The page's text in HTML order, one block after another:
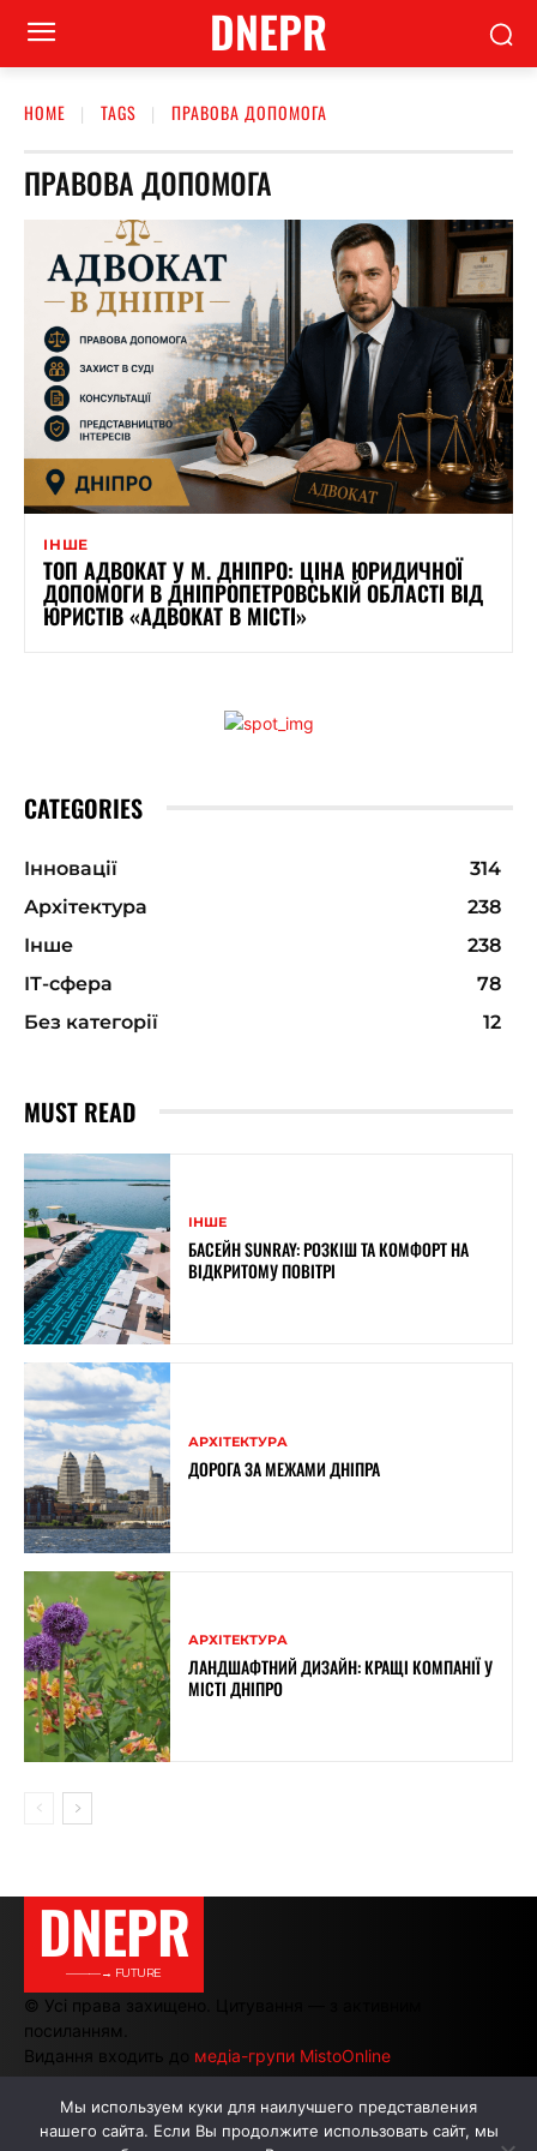
DNEPR
HOME TAGS ПРАВОВА ДОПОМОГА
ПРАВОВА ДОПОМОГА
ІНШЕ
ТОП АДВОКАТ У М. ДНІПРО: ЦІНА ЮРИДИЧНОЇ
ДОПОМОГИ В ДНІПРОПЕТРОВСЬКІЙ ОБЛАСТІ ВІД
ЮРИСТІВ «АДВОКАТ В МІСТІ»
CATEGORIES
Інновації
314
Архітектура
238
Інше
238
ІТ-сфера
78
Без категорії
12
MUST READ
ІНШЕ
БАСЕЙН SUNRAY: РОЗКІШ ТА КОМФОРТ НА
ВІДКРИТОМУ ПОВІТРІ
АРХІТЕКТУРА
ДОРОГА ЗА МЕЖАМИ ДНІПРА
АРХІТЕКТУРА
ЛАНДШАФТНИЙ ДИЗАЙН: КРАЩІ КОМПАНІЇ У
МІСТІ ДНІПРО
DNEPR
———→ FUTURE
© Усі права захищено. Цитування — з активним
посиланням.
Видання входить до медіа-групи MistoOnline
АВТОРИ РЕКЛАМА НА САЙТІ
Мы используем куки для наилучшего представления
нашего сайта. Если Вы продолжите использовать сайт, мы